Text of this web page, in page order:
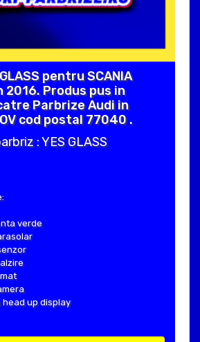
pentru SCANIA
2016. Produs pus in
Parbrize Audi in
cod postal 77040 .
: YES GLASS
verde
head up display